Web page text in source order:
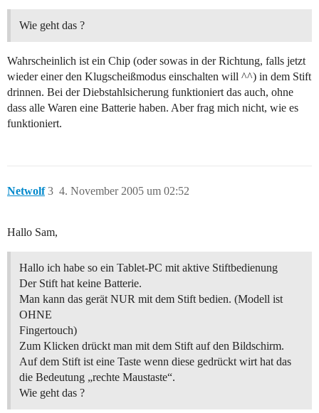
Wie geht das ?
Wahrscheinlich ist ein Chip (oder sowas in der Richtung, falls jetzt
wieder einer den Klugscheißmodus einschalten will ^^) in dem Stift
drinnen. Bei der Diebstahlsicherung funktioniert das auch, ohne
dass alle Waren eine Batterie haben. Aber frag mich nicht, wie es
funktioniert.
Netwolf 4. November 2005 um 02:52
3
Hallo Sam,
Hallo ich habe so ein Tablet-PC mit aktive Stiftbedienung
Der Stift hat keine Batterie.
Man kann das gerät NUR mit dem Stift bedien. (Modell ist
OHNE
Fingertouch)
Zum Klicken drückt man mit dem Stift auf den Bildschirm.
Auf dem Stift ist eine Taste wenn diese gedrückt wirt hat das
die Bedeutung „rechte Maustaste“.
Wie geht das ?